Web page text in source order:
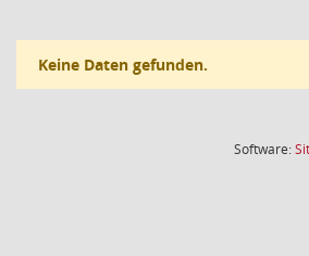
Keine Daten gefunden.
Software: